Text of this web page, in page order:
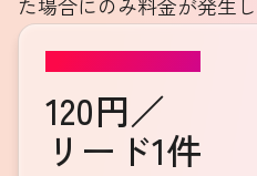
120円／
リード1件